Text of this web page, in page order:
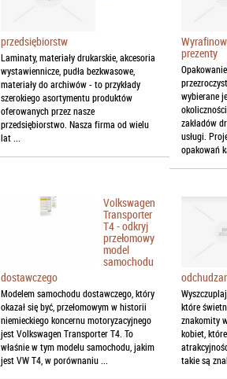
przedsiębiorstw
Laminaty, materiały drukarskie, akcesoria
wystawiennicze, pudła bezkwasowe,
materiały do archiwów - to przykłady
szerokiego asortymentu produktów
oferowanych przez nasze
przedsiębiorstwo. Nasza firma od wielu
lat ...
prezenty
wybierane
zakładów
usługi.
opakowań
Volkswagen
Transporter
T4 - odkryj
przełomowy
model
samochodu
dostawczego
Modelem samochodu dostawczego, który
okazał się być, przełomowym w historii
niemieckiego koncernu motoryzacyjnego
jest Volkswagen Transporter T4. To
właśnie w tym modelu samochodu, jakim
jest VW T4, w porównaniu ...
które
znakomity
kobiet,
takie są